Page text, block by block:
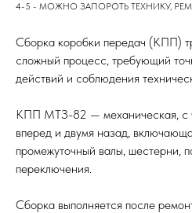
4-5 - МОЖНО ЗАПОРОТЬ ТЕХНИКУ,
Сборка коробки передач (КПП)
сложный процесс, требующий
действий и соблюдения
КПП МТЗ-82 — механическая, с
вперед и двумя назад,
промежуточный валы, шестерни,
переключения.
Сборка выполняется после